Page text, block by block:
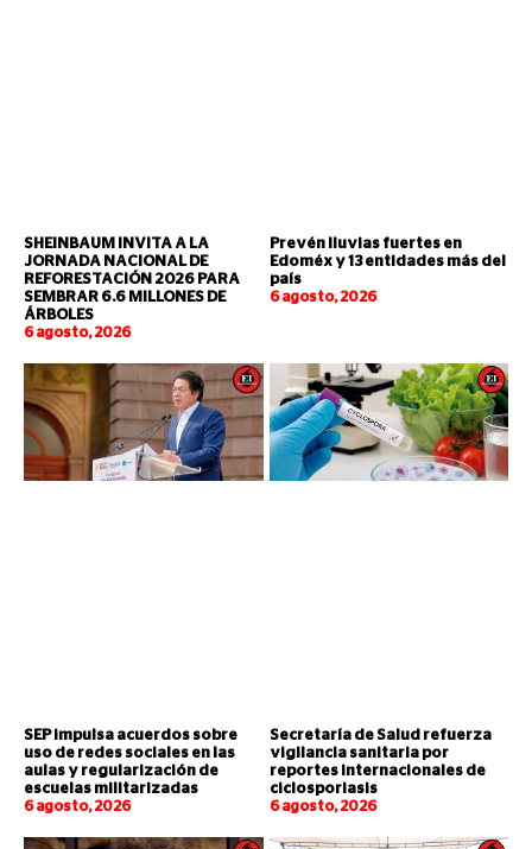
SHEINBAUM INVITA A LA
JORNADA NACIONAL DE
REFORESTACIÓN 2026 PARA
SEMBRAR 6.6 MILLONES DE
ÁRBOLES
6 agosto, 2026
Prevén lluvias fuertes en
Edoméx y 13 entidades más del
país
6 agosto, 2026
SEP impulsa acuerdos sobre
uso de redes sociales en las
aulas y regularización de
escuelas militarizadas
6 agosto, 2026
Secretaría de Salud refuerza
vigilancia sanitaria por
reportes internacionales de
ciclosporiasis
6 agosto, 2026